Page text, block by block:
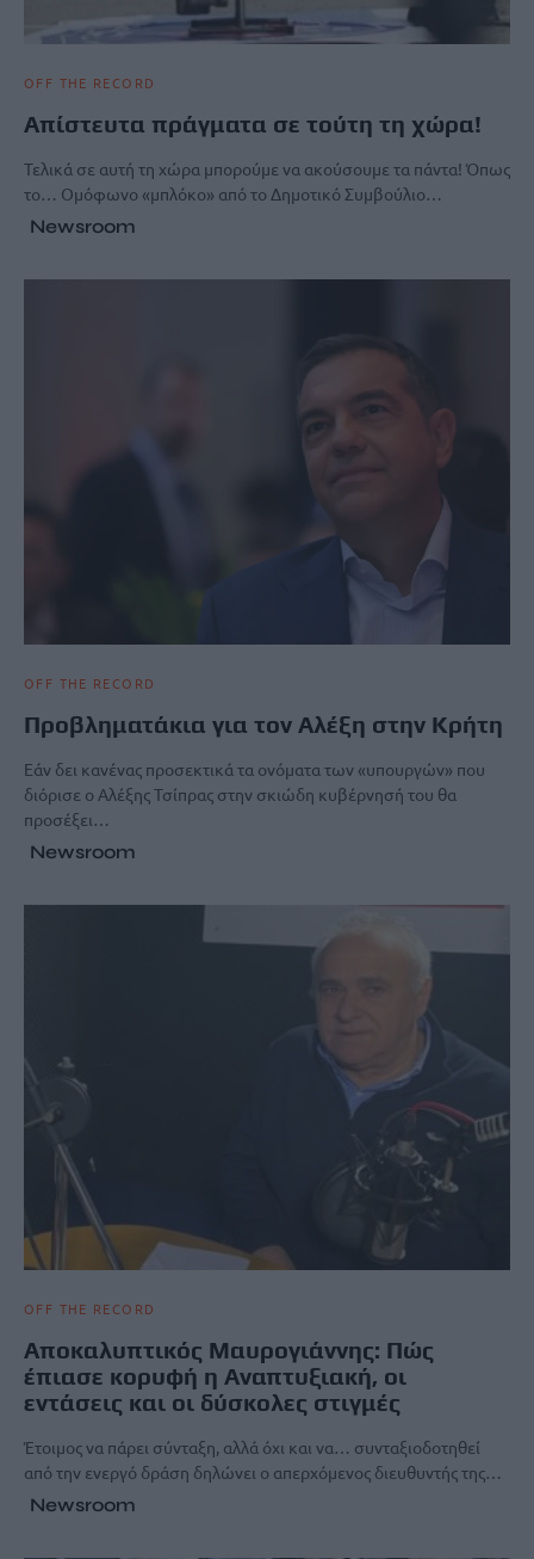
OFF THE RECORD
Απίστευτα πράγματα σε τούτη τη χώρα!
Τελικά σε αυτή τη χώρα μπορούμε να ακούσουμε τα πάντα! Όπως
το… Ομόφωνο «μπλόκο» από το Δημοτικό Συμβούλιο…
Newsroom
OFF THE RECORD
Προβληματάκια για τον Αλέξη στην Κρήτη
Εάν δει κανένας προσεκτικά τα ονόματα των «υπουργών» που
διόρισε ο Αλέξης Τσίπρας στην σκιώδη κυβέρνησή του θα
προσέξει…
Newsroom
OFF THE RECORD
Αποκαλυπτικός Μαυρογιάννης: Πώς
έπιασε κορυφή η Αναπτυξιακή, οι
εντάσεις και οι δύσκολες στιγμές
Έτοιμος να πάρει σύνταξη, αλλά όχι και να… συνταξιοδοτηθεί
από την ενεργό δράση δηλώνει ο απερχόμενος διευθυντής της…
Newsroom